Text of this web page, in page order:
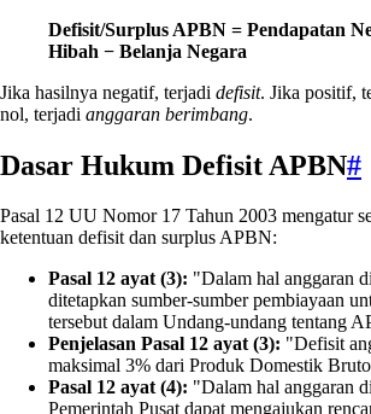
Defisit/Surplus APBN = Pendapatan
Hibah − Belanja Negara
Jika hasilnya negatif, terjadi defisit. Jika positif,
nol, terjadi anggaran berimbang.
Dasar Hukum Defisit APBN#
Pasal 12 UU Nomor 17 Tahun 2003 mengatur
ketentuan defisit dan surplus APBN:
Pasal 12 ayat (3): "Dalam hal anggaran
ditetapkan sumber-sumber pembiayaan
tersebut dalam Undang-undang tentang
Penjelasan Pasal 12 ayat (3): "Defisit
maksimal 3% dari Produk Domestik
Pasal 12 ayat (4): "Dalam hal anggaran
Pemerintah Pusat dapat mengajukan